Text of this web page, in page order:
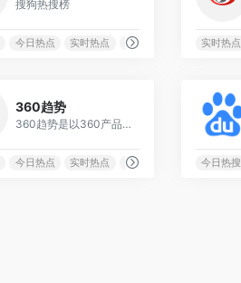
搜狗热搜榜
今日热点 实时热点 排行榜 实时热点
360趋势
360趋势是以360产品海量用户数据为基础的大数据展示平台
今日热点 实时热点 排行榜 今日热搜